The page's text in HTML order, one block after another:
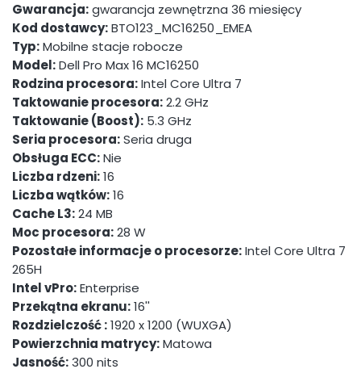
Gwarancja:gwarancja zewnętrzna 36 miesięcy
Kod dostawcy:BTO123_MC16250_EMEA
Typ:Mobilne stacje robocze
Model:Dell Pro Max 16 MC16250
Rodzina procesora:Intel Core Ultra 7
Taktowanie procesora:2.2 GHz
Taktowanie (Boost): 5.3 GHz
Seria procesora:Seria druga
Obsługa ECC:Nie
Liczba rdzeni:16
Liczba wątków:16
Cache L3:24 MB
Moc procesora:28 W
Pozostałe informacje o procesorze:Intel Core Ultra 7
265H
Intel vPro:Enterprise
Przekątna ekranu:16''
Rozdzielczość :1920 x 1200 (WUXGA)
Powierzchnia matrycy:Matowa
Jasność:300 nits